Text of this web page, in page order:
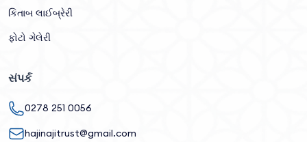
કિતાબ લાઈબ્રેરી
ફોટો ગેલેરી
સંપર્ક
0278 251 0056
hajinajitrust@gmail.com